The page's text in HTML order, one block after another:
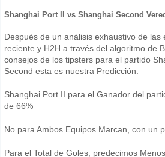
Shanghai Port II vs Shanghai Second
Después de un análisis exhaustivo de las
reciente y H2H a través del algoritmo de
consejos de los tipsters para el partido
Second esta es nuestra Predicción:
Shanghai Port II para el Ganador del
de 66%
No para Ambos Equipos Marcan, con un
Para el Total de Goles, predecimos